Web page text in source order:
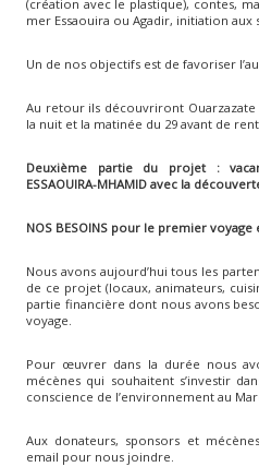
(création avec le plastique), contes,
mer Essaouira ou Agadir, initiation aux
Un de nos objectifs est de favoriser
Au retour ils découvriront Ouarzazate
la nuit et la matinée du 29 avant de
Deuxième partie du projet :
ESSAOUIRA-MHAMID avec la
NOS BESOINS pour le premier voyage
Nous avons aujourd’hui tous les
de ce projet (locaux, animateurs,
partie financière dont nous avons
voyage.
Pour œuvrer dans la durée nous
mécènes qui souhaitent s’investir
conscience de l’environnement au
Aux donateurs, sponsors et
email pour nous joindre.